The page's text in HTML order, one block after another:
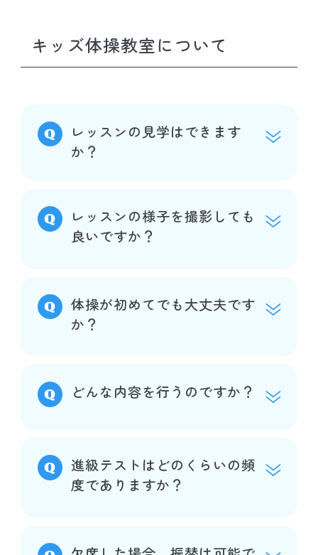
キッズ体操教室について
レッスンの見学はできます
か？
レッスンの様子を撮影しても
良いですか？
体操が初めてでも大丈夫です
か？
どんな内容を行うのですか？
進級テストはどのくらいの頻
度でありますか？